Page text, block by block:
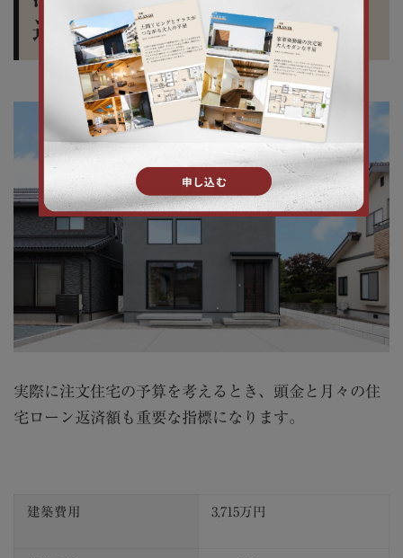
返済額は？
実際に注文住宅の予算を考えるとき、頭金と月々の住
宅ローン返済額も重要な指標になります。
建築費用 3,715万円